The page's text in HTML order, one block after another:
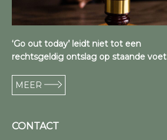
‘Go out today’ leidt niet tot een
rechtsgeldig ontslag op staande voet
MEER
CONTACT